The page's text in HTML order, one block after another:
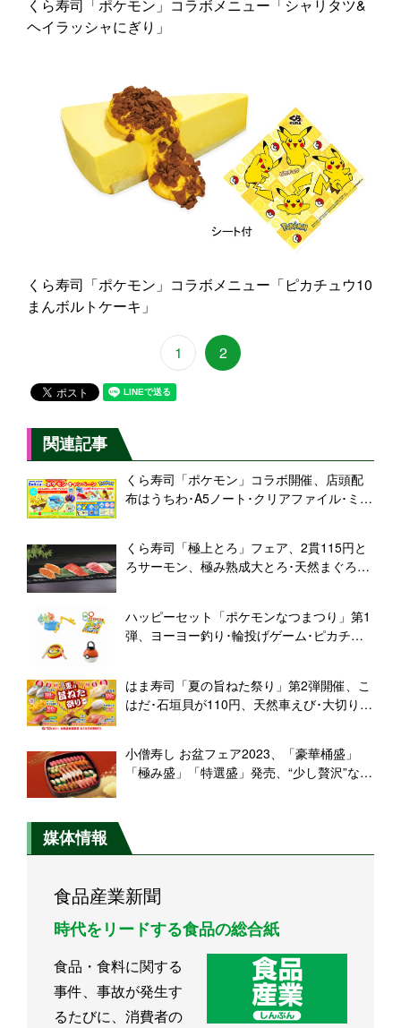
くら寿司「ポケモン」コラボメニュー「シャリタツ&
ヘイラッシャにぎり」
くら寿司「ポケモン」コラボメニュー「ピカチュウ10
まんボルトケーキ」
1 2
関連記事
くら寿司「ポケモン」コラボ開催、店頭配
布はうちわ･A5ノート･クリアファイル･ミニ
くら寿司「極上とろ」フェア、2貫115円と
ろサーモン、極み熟成大とろ･天然まぐろ中
ハッピーセット「ポケモンなつまつり」第1
弾、ヨーヨー釣り･輪投げゲーム･ピカチュ
はま寿司「夏の旨ねた祭り」第2弾開催、こ
はだ･石垣貝が110円、天然車えび･大切り中
小僧寿し お盆フェア2023、「豪華桶盛」
「極み盛」「特選盛」発売、“少し贅沢”な持
媒体情報
食品産業新聞
時代をリードする食品の総合紙
食品・食料に関する
事件、事故が発生す
るたびに、消費者の